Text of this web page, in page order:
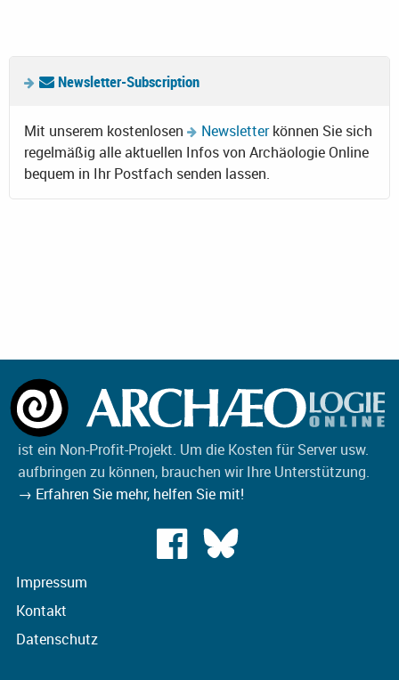
Newsletter-Subscription
Mit unserem kostenlosen Newsletterkönnen Sie sich
regelmäßig alle aktuellen Infos von Archäologie Online
bequem in Ihr Postfach senden lassen.
ist ein Non-Profit-Projekt. Um die Kosten für Server usw.
aufbringen zu können, brauchen wir Ihre Unterstützung.
→ Erfahren Sie mehr, helfen Sie mit!
Impressum
Kontakt
Datenschutz